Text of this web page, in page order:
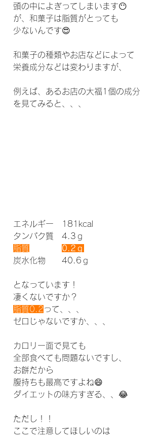
頭の中によぎってしまいます😶
が、和菓子は脂質がとっても
少ないんです😍
和菓子の種類やお店などによって
栄養成分などは変わりますが、
例えば、あるお店の大福1個の成分
を見てみると、、、
エネルギー　181kcal
タンパク質　4.3ｇ
脂質
0.2ｇ
炭水化物　　40.6ｇ
となっています！
凄くないですか？
脂質0.2って、、、
ゼロじゃないですか、、、
カロリー面で見ても
全部食べても問題ないですし、
お餅だから
腹持ちも最高ですよね😄
ダイエットの味方すぎる、、😂
ただし！！
ここで注意してほしいのは